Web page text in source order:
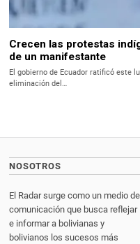
Crecen las protestas
de un manifestante
El gobierno de Ecuador ratificó este
eliminación del…
NOSOTROS
El Radar surge como un medio de
comunicación que busca reflejar
e informar a bolivianas y
bolivianos los sucesos más